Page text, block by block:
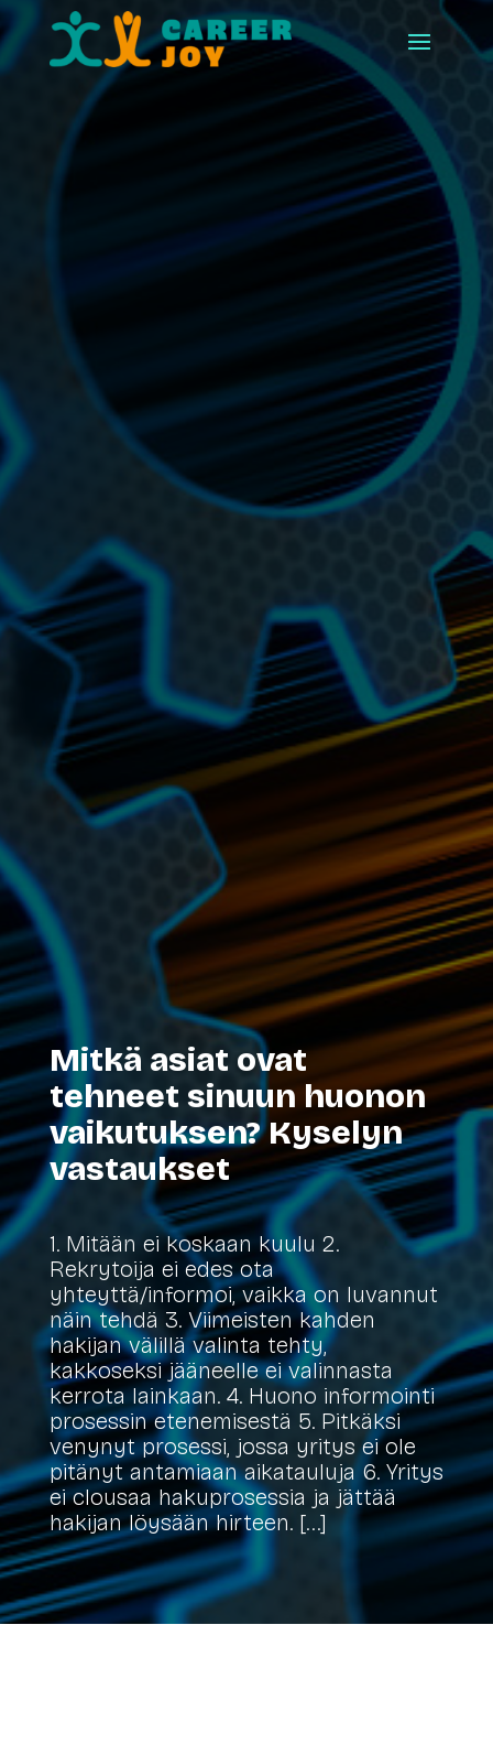
Mitkä asiat ovat
tehneet sinuun huonon
vaikutuksen? Kyselyn
vastaukset
1. Mitään ei koskaan kuulu 2.
Rekrytoija ei edes ota
yhteyttä/informoi, vaikka on luvannut
näin tehdä 3. Viimeisten kahden
hakijan välillä valinta tehty,
kakkoseksi jääneelle ei valinnasta
kerrota lainkaan. 4. Huono informointi
prosessin etenemisestä 5. Pitkäksi
venynyt prosessi, jossa yritys ei ole
pitänyt antamiaan aikatauluja 6. Yritys
ei clousaa hakuprosessia ja jättää
hakijan löysään hirteen. […]